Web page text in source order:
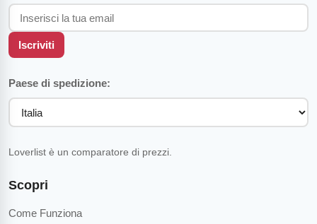
Scopri
Come Funziona
Iscriviti
Paese di spedizione:
Loverlist è un comparatore di prezzi.